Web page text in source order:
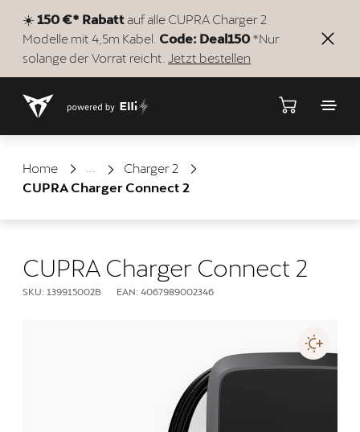
☀️150 €* Rabatt auf alle CUPRA Charger 2
Modelle mit 4,5m Kabel. Code: Deal150 *Nur
solange der Vorrat reicht. Jetzt bestellen
Home ShopCharger 2
CUPRA Charger Connect 2
CUPRA Charger Connect 2
SKU: 139915002B EAN: 4067989002346